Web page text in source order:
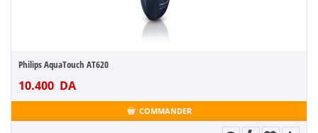
Philips AquaTouch AT620
10.400 DA
COMMANDER